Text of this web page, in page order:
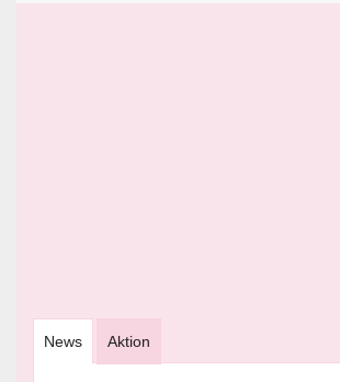
News Aktion